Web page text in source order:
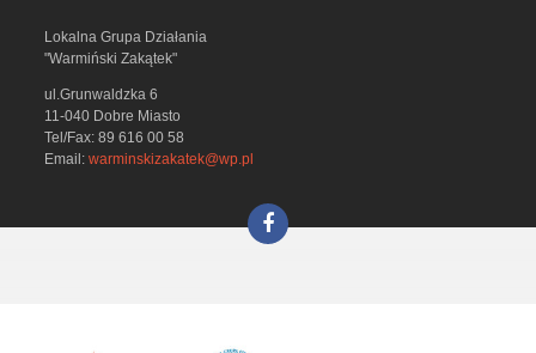
Lokalna Grupa Działania
"Warmiński Zakątek"
ul.Grunwaldzka 6
11-040 Dobre Miasto
Tel/Fax: 89 616 00 58
Email:warminskizakatek@wp.pl